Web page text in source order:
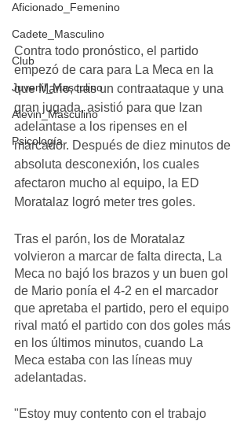
Aficionado_Femenino
Cadete_Masculino
Club
Juvenil_Masculino
Alevin_Masculino
Psicología
Contra todo pronóstico, el partido
empezó de cara para La Meca en la
que Mario, tras un contraataque y una
gran jugada, asistió para que Izan
adelantase a los ripenses en el
marcador. Después de diez minutos de
absoluta desconexión, los cuales
afectaron mucho al equipo, la ED
Moratalaz logró meter tres goles.
Tras el parón, los de Moratalaz
volvieron a marcar de falta directa, La
Meca no bajó los brazos y un buen gol
de Mario ponía el 4-2 en el marcador
que apretaba el partido, pero el equipo
rival mató el partido con dos goles más
en los últimos minutos, cuando La
Meca estaba con las líneas muy
adelantadas.
"Estoy muy contento con el trabajo